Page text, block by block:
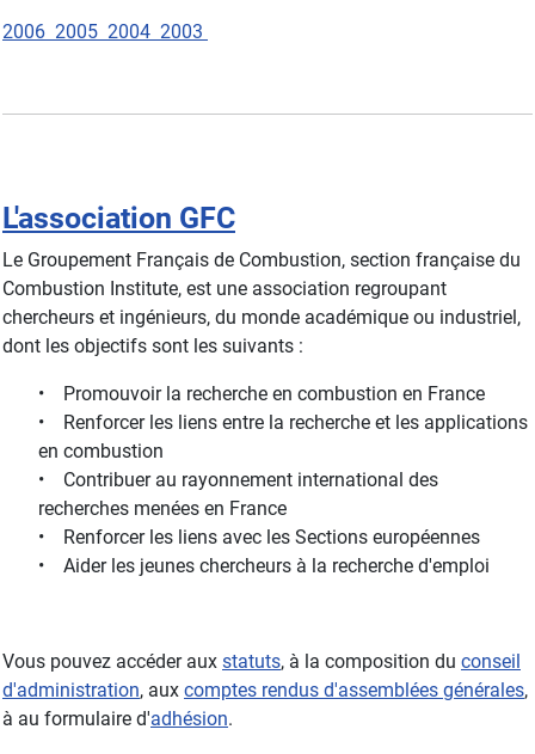
2006 2005 2004 2003
L'association GFC
Le Groupement Français de Combustion, section française du
Combustion Institute, est une association regroupant
chercheurs et ingénieurs, du monde académique ou industriel,
dont les objectifs sont les suivants :
• Promouvoir la recherche en combustion en France
• Renforcer les liens entre la recherche et les applications
en combustion
• Contribuer au rayonnement international des
recherches menées en France
• Renforcer les liens avec les Sections européennes
• Aider les jeunes chercheurs à la recherche d'emploi
Vous pouvez accéder aux statuts, à la composition du conseil
d'administration, aux comptes rendus d'assemblées générales,
à au formulaire d'adhésion.